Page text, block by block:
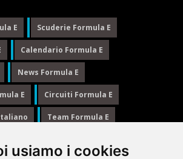
usiamo i cookies
E Scuderie Formula E
Calendario Formula E
News Formula E
E Circuiti Formula E
Team Formula E
E